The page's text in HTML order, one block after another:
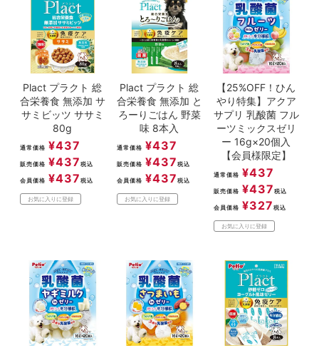
Plact プラクト 総
合栄養食 無添加 サ
サミビッツ ササミ
80g
通常価格 ¥437
販売価格 ¥437 税込
会員価格 ¥437 税込
お気に入りに登録
Plact プラクト 総
合栄養食 無添加 と
ろーりごはん 野菜
味 8本入
通常価格 ¥437
販売価格 ¥437 税込
会員価格 ¥437 税込
お気に入りに登録
【25%OFF！ひん
やり特集】アクア
サプリ 乳酸菌 フル
ーツミックスゼリ
ー 16g×20個入
【会員様限定】
通常価格 ¥437
販売価格 ¥437 税込
会員価格 ¥327 税込
お気に入りに登録